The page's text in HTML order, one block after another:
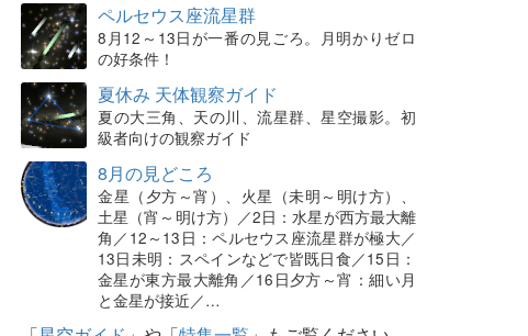
ペルセウス座流星群
8月12～13日が一番の見ごろ。月明かりゼロ
の好条件！
夏休み 天体観察ガイド
夏の大三角、天の川、流星群、星空撮影。初
級者向けの観察ガイド
8月の見どころ
金星（夕方～宵）、火星（未明～明け方）、
土星（宵～明け方）／2日：水星が西方最大離
角／12～13日：ペルセウス座流星群が極大／
13日未明：スペインなどで皆既日食／15日：
金星が東方最大離角／16日夕方～宵：細い月
と金星が接近／…